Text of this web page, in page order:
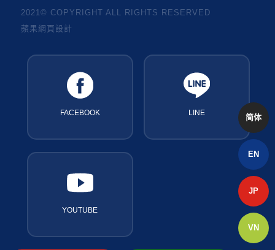
简体
EN
JP
VN
2021© COPYRIGHT ALL RIGHTS RESERVED
蘋果網頁設計
FACEBOOK LINE
YOUTUBE